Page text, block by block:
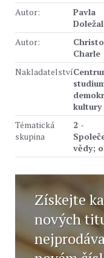
Autor:
Pavla
Autor:
Charle
Nakladatelství
kultury
Tématická
skupina
2 -
vědy;
Získejte
nových